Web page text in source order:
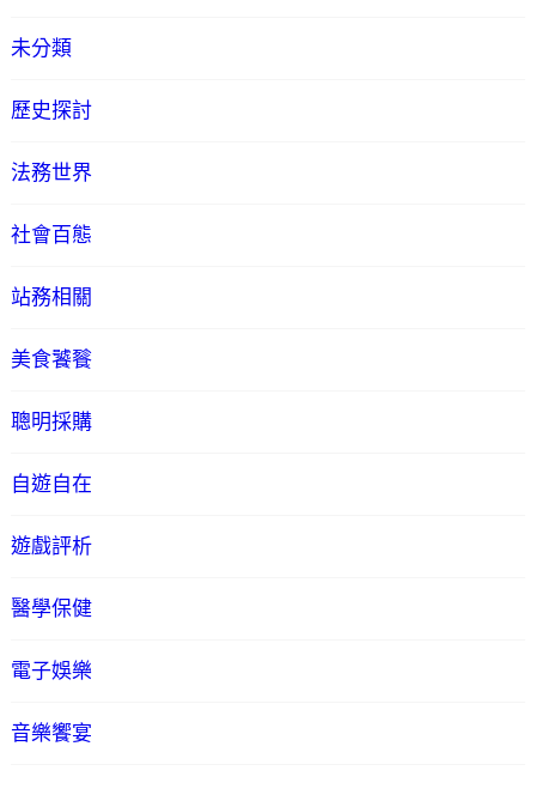
未分類
歷史探討
法務世界
社會百態
站務相關
美食饕餮
聰明採購
自遊自在
遊戲評析
醫學保健
電子娛樂
音樂饗宴